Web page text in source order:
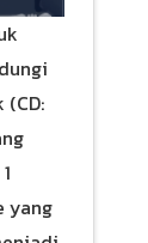
yang